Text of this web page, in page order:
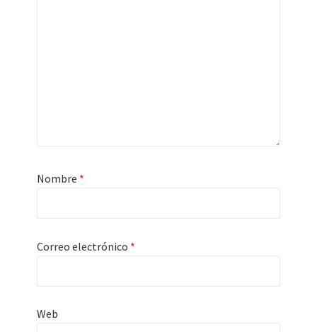
Nombre *
Correo electrónico *
Web